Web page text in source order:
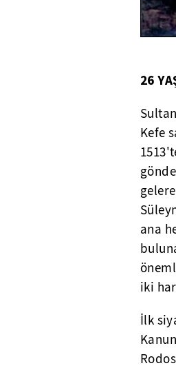
26
Kefe
ana
iki
İlk